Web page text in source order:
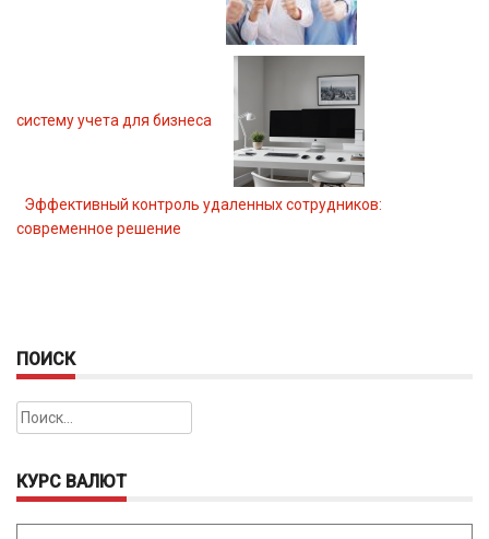
систему учета для бизнеса
Эффективный контроль удаленных сотрудников:
современное решение
ПОИСК
Найти:
КУРС ВАЛЮТ